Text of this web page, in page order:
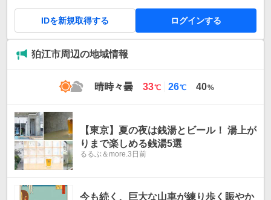
IDを新規取得する ログインする
狛江市周辺の地域情報
晴時々曇
最
33℃
最
26℃ 40%
【東京】夏の夜は銭湯とビール！ 湯上が
りまで楽しめる銭湯5選
るるぶ＆more. 3日前
今も続く、巨大な山車が練り歩く賑やか